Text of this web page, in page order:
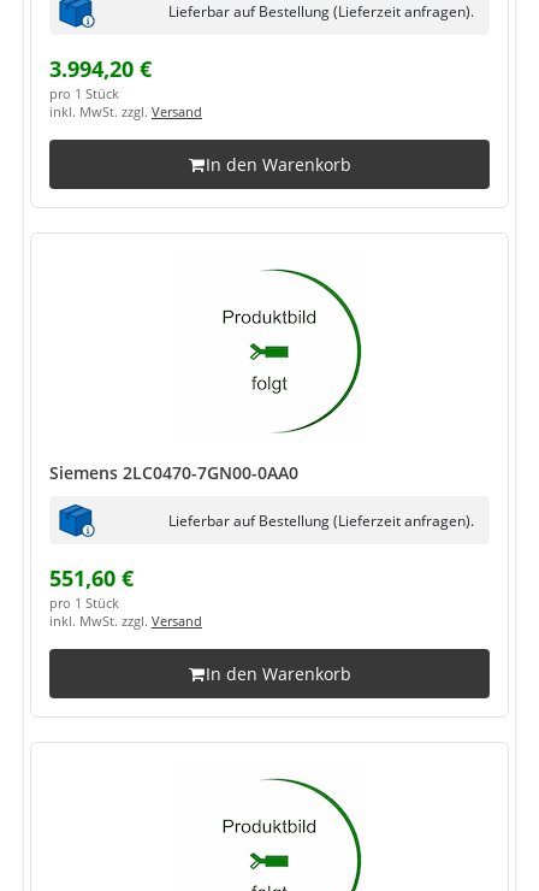
Lieferbar auf Bestellung (Lieferzeit anfragen).
3.994,20 €
pro 1 Stück
inkl. MwSt. zzgl. Versand
In den Warenkorb
Siemens 2LC0470-7GN00-0AA0
Lieferbar auf Bestellung (Lieferzeit anfragen).
551,60 €
pro 1 Stück
inkl. MwSt. zzgl. Versand
In den Warenkorb